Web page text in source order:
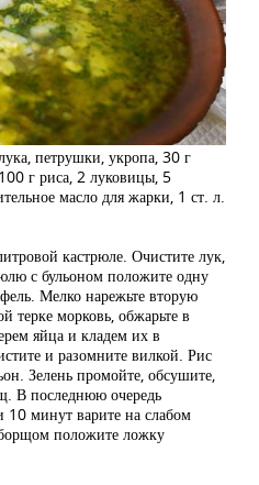
петрушки, укропа, 30 г
г риса, 2 луковицы, 5
масло для жарки, 1 ст. л.
кастрюле. Очистите лук,
с бульоном положите одну
Мелко нарежьте вторую
терке морковь, обжарьте в
яйца и кладем их в
и разомните вилкой. Рис
Зелень промойте, обсушите,
В последнюю очередь
10 минут варите на слабом
положите ложку